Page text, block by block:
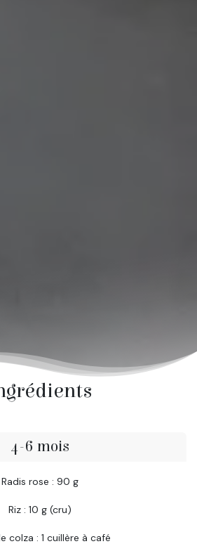
4-6 mois
Radis rose : 90 g
Riz : 10 g (cru)
colza : 1 cuillère à café